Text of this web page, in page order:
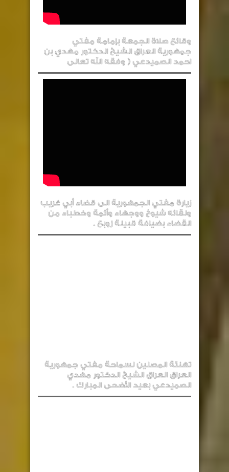
وقائع صلاة الجمعة بإمامة مفتي
جمهورية العراق الشيخ الدكتور مهدي بن
احمد الصميدعي ( وفقه الله تعالى
زيارة مفتي الجمهورية الى قضاء أبي غريب
ولقائه شيوخ ووجهاء وأئمة وخطباء من
القضاء بضيافة قبيلة زوبع .
تهنئة المصلين لسماحة مفتي جمهورية
العراق العراق الشيخ الدكتور مهدي
الصميدعي بعيد الأضحى المبارك .